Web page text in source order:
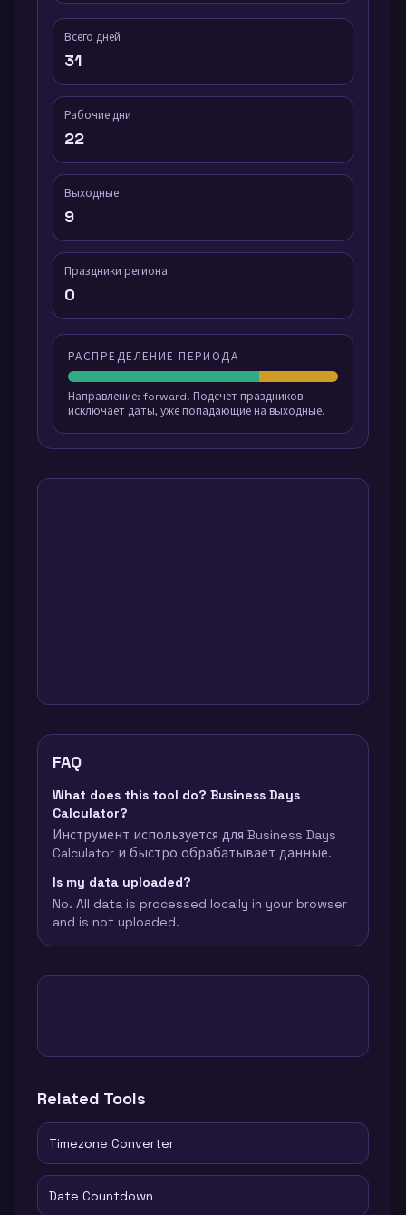
Всего дней
31
Рабочие дни
22
Выходные
9
Праздники региона
0
РАСПРЕДЕЛЕНИЕ ПЕРИОДА
Направление: forward. Подсчет праздников
исключает даты, уже попадающие на выходные.
FAQ
What does this tool do? Business Days
Calculator?
Инструмент используется для Business Days
Calculator и быстро обрабатывает данные.
Is my data uploaded?
No. All data is processed locally in your browser
and is not uploaded.
Related Tools
Timezone Converter
Date Countdown